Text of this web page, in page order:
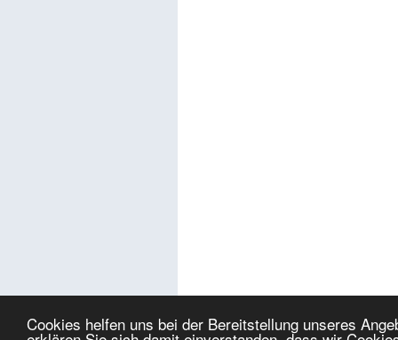
Cookies helfen uns bei der Bereitstellung unseres